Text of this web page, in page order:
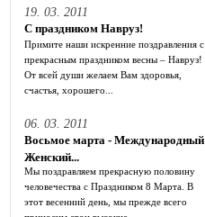
19. 03. 2011
С праздником Навруз!
Примите наши искренние поздравления с
прекрасным праздником весны – Навруз!
От всей души желаем Вам здоровья,
счастья, хорошего...
06. 03. 2011
Восьмое марта - Международный
Женский...
Мы поздравляем прекрасную половину
человечества с Праздником 8 Марта. В
этот весенний день, мы прежде всего